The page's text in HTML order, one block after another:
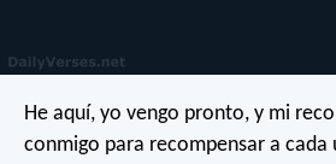
He aquí, yo vengo pronto, y mi
conmigo para recompensar a cada